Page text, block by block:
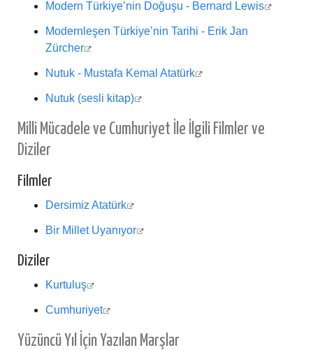
Modern Türkiye’nin Doğuşu - Bernard Lewis
Modernleşen Türkiye’nin Tarihi - Erik Jan
Zürcher
Nutuk - Mustafa Kemal Atatürk
Nutuk (sesli kitap)
Milli Mücadele ve Cumhuriyet İle İlgili Filmler ve
Diziler
Filmler
Dersimiz Atatürk
Bir Millet Uyanıyor
Diziler
Kurtuluş
Cumhuriyet
Yüzüncü Yıl İçin Yazılan Marşlar